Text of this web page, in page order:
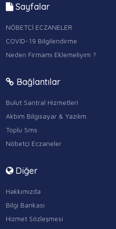
Sayfalar
NÖBETÇİ ECZANELER
COVID-19 Bilgilendirme
Neden Firmamı Eklemeliyim ?
Bağlantılar
Bulut Santral Hizmetleri
Akbim Bilgisayar & Yazılım
Toplu Sms
Nöbetçi Eczaneler
Diğer
Hakkımızda
Bilgi Bankası
Hizmet Sözleşmesi